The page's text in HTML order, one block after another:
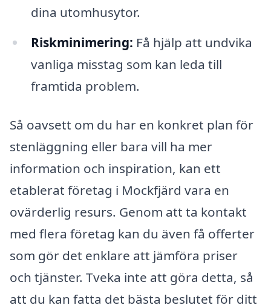
dina utomhusytor.
Riskminimering: Få hjälp att undvika
vanliga misstag som kan leda till
framtida problem.
Så oavsett om du har en konkret plan för
stenläggning eller bara vill ha mer
information och inspiration, kan ett
etablerat företag i Mockfjärd vara en
ovärderlig resurs. Genom att ta kontakt
med flera företag kan du även få offerter
som gör det enklare att jämföra priser
och tjänster. Tveka inte att göra detta, så
att du kan fatta det bästa beslutet för ditt